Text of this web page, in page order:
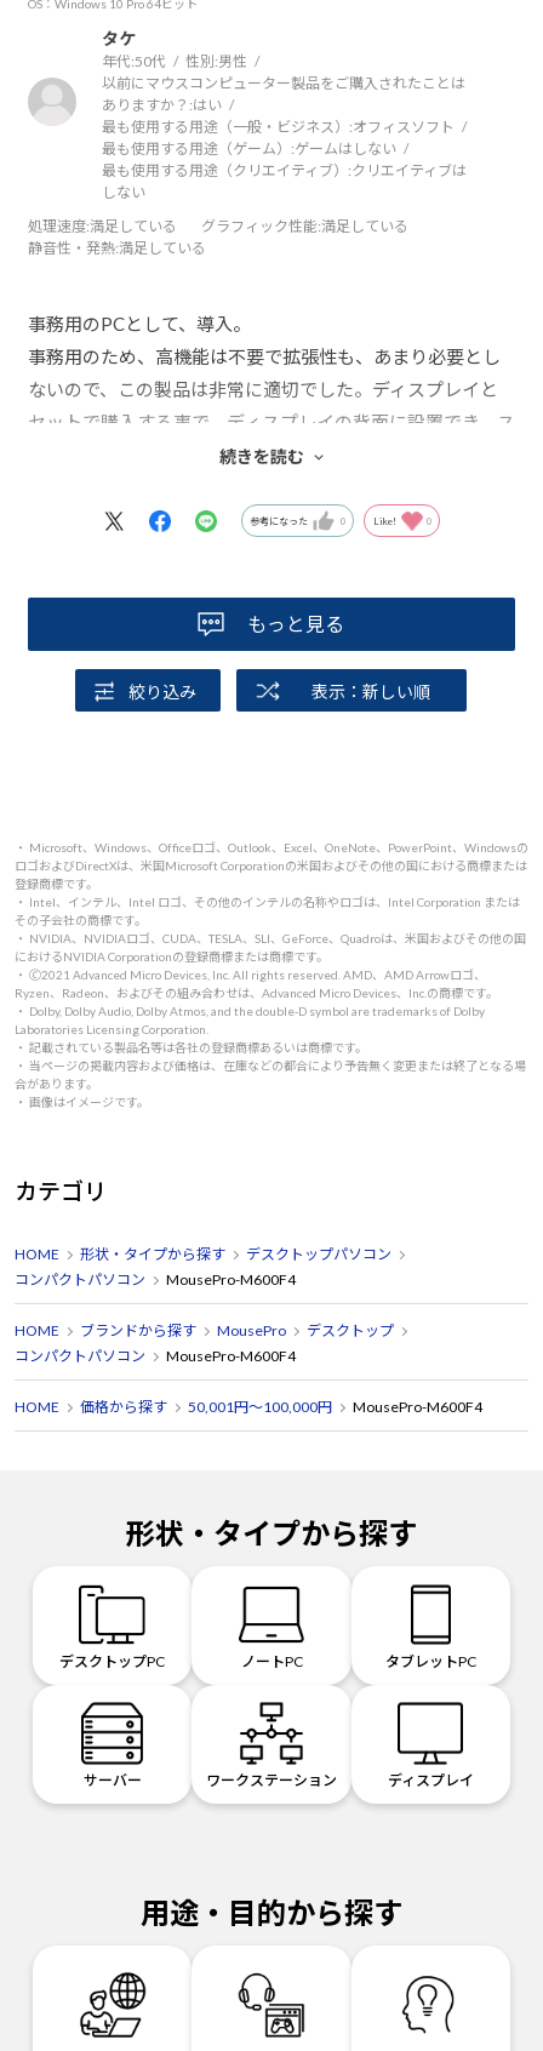
OS：Windows 10 Pro 64ビット
タケ
年代:50代 性別:男性
以前にマウスコンピューター製品をご購入されたことは
ありますか？:はい
最も使用する用途（一般・ビジネス）:オフィスソフト
最も使用する用途（ゲーム）:ゲームはしない
最も使用する用途（クリエイティブ）:クリエイティブは
しない
処理速度:満足している グラフィック性能:満足している
静音性・発熱:満足している
事務用のPCとして、導入。
事務用のため、高機能は不要で拡張性も、あまり必要とし
ないので、この製品は非常に適切でした。ディスプレイと
セットで購入する事で、ディスプレイの背面に設置でき、ス
ペース効率が良く、配線もまとめ易く、想定通りでした。
りませんでした。
続きを読む
参考になった 0 Like! 0
もっと見る
絞り込み 表示：新しい順
・ Microsoft、Windows、Officeロゴ、Outlook、Excel、OneNote、PowerPoint、Windowsの
ロゴおよびDirectXは、米国Microsoft Corporationの米国およびその他の国における商標または
登録商標です。
・ Intel、インテル、Intel ロゴ、その他のインテルの名称やロゴは、Intel Corporation または
その子会社の商標です。
・ NVIDIA、NVIDIAロゴ、CUDA、TESLA、SLI、GeForce、Quadroは、米国およびその他の国
におけるNVIDIA Corporationの登録商標または商標です。
・ 🄫2021 Advanced Micro Devices, Inc. All rights reserved. AMD、AMD Arrowロゴ、
Ryzen、Radeon、およびその組み合わせは、Advanced Micro Devices、Inc.の商標です。
・ Dolby, Dolby Audio, Dolby Atmos, and the double-D symbol are trademarks of Dolby
Laboratories Licensing Corporation.
・ 記載されている製品名等は各社の登録商標あるいは商標です。
・ 当ページの掲載内容および価格は、在庫などの都合により予告無く変更または終了となる場
合があります。
・ 画像はイメージです。
カテゴリ
HOME 形状・タイプから探す
デスクトップパソコン
コンパクトパソコン
MousePro-M600F4
HOME ブランドから探す MousePro
デスクトップ
コンパクトパソコン
MousePro-M600F4
HOME 価格から探す 50,001円～100,000円 MousePro-M600F4
形状・タイプから探す
デスクトップPC ノートPC タブレットPC
サーバー ワークステーション ディスプレイ
用途・目的から探す